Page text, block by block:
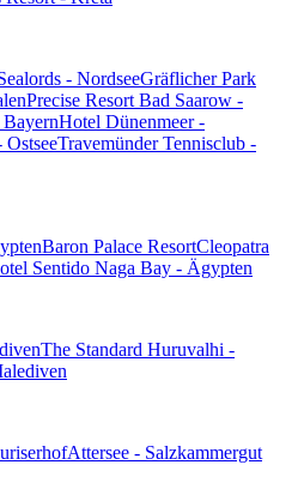
- NordseeGräflicher Park
Precise Resort Bad Saarow -
Hotel Dünenmeer -
OstseeTravemünder Tennisclub -
Baron Palace ResortCleopatra
Sentido Naga Bay - Ägypten
The Standard Huruvalhi -
Attersee - Salzkammergut